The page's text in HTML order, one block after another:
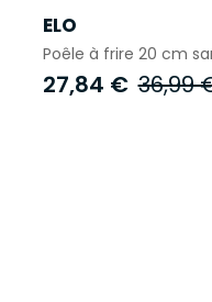
ELO
Poêle à frire 20 cm
27,84 € 36,99